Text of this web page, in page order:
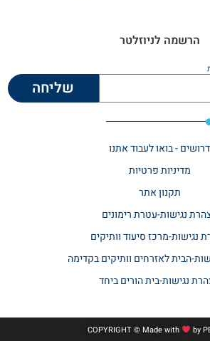
הרשמה לניוזלטר
שליחה
דרושים - בואו לעבוד אתנו
מדיניות פרטיות
תקנון אתר​
נגישות-עטרת רימונים
נגישות-מרכז סיעוד וותיקים
הבית לאזרחים וותיקים בקדימה
נגישות-בית הורים ביחד
COPYRIGHT © Made with by